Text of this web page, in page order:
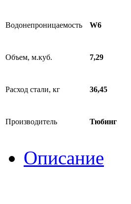
Водонепроницаемость W6
Объем, м.куб. 7,29
Расход стали, кг 36,45
Производитель Тюбинг
Описание